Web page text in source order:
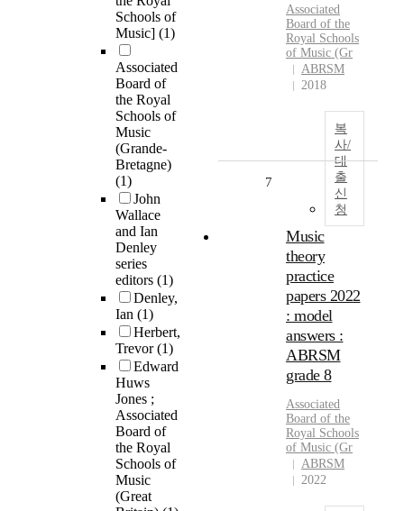
Schools of
Music] (1)
Associated
Board of
the Royal
Schools of
Music
(Grande-
Bretagne)
(1)
John
Wallace
and Ian
Denley
series
editors (1)
Denley,
Ian (1)
Herbert,
Trevor(1)
Edward
Huws
Jones ;
Associated
Board of
the Royal
Schools of
Music
(Great
Associated
Board of the
Royal Schools
of Music (Gr
ABRSM
2018
복
사/
대
출
신
청
7
Music
theory
practice
papers 2022
: model
answers :
ABRSM
grade 8
Associated
Board of the
Royal Schools
of Music (Gr
ABRSM
2022